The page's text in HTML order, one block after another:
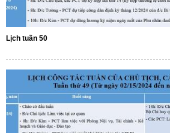
Lịch tuần 50